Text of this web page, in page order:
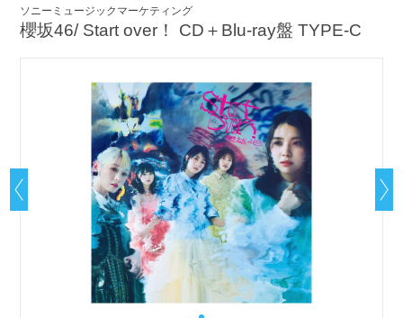
ソニーミュージックマーケティング
櫻坂46/ Start over！ CD＋Blu-ray盤 TYPE-C